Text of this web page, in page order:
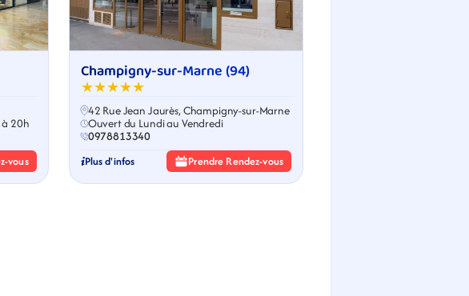
20h
vous
Champigny-sur-Marne (94)
★★★★★
42 Rue Jean Jaurès, Champigny-sur-Marne
Ouvert du Lundi au Vendredi
0978813340
Plus d'infos Prendre Rendez-vous